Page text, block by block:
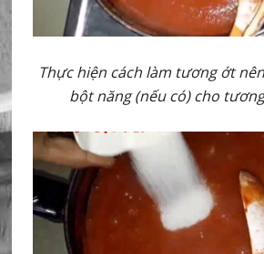
Thực hiện cách làm tương ớt
bột năng (nếu có) cho